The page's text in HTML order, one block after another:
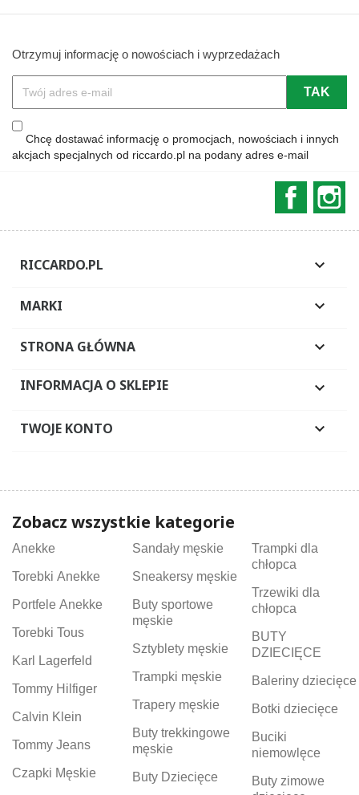
Otrzymuj informację o nowościach i wyprzedażach
Chcę dostawać informację o promocjach, nowościach i innych
akcjach specjalnych od riccardo.pl na podany adres e-mail
RICCARDO.PL 
MARKI 
STRONA GŁÓWNA 
INFORMACJA O SKLEPIE 
TWOJE KONTO 
Zobacz wszystkie kategorie
Anekke
Torebki Anekke
Portfele Anekke
Torebki Tous
Karl Lagerfeld
Tommy Hilfiger
Calvin Klein
Tommy Jeans
Czapki Męskie
Sandały męskie
Sneakersy męskie
Buty sportowe
męskie
Sztyblety męskie
Trampki męskie
Trapery męskie
Buty trekkingowe
męskie
Buty Dziecięce
Trampki dla
chłopca
Trzewiki dla
chłopca
BUTY
DZIECIĘCE
Baleriny dziecięce
Botki dziecięce
Buciki
niemowlęce
Buty zimowe